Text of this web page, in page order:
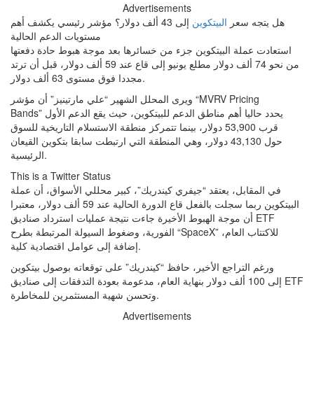
Advertisements
هل يتجه سعر البيتكوين
إلى 43 ألف دولار؟ مؤشر رئيسي يكشف أهم
مستويات الدعم الحالية
استعادت عملة البيتكوين جزء من خسائرها بعد موجة هبوط حادة دفعتها
من نحو 74 ألف دولار مطلع يونيو إلى قاع عند 59 ألف دولار، قبل أن ترتد
مجددا فوق مستوى 63 ألف دولار.
ويرى المحلل الشهير “علي مارتينيز” أن مؤشر “MVRV Pricing
Bands” يحدد حاليا أهم مناطق الدعم للبيتكوين، حيث يقع الدعم الأول
قرب 53,900 دولار، بينما تتمركز منطقة الاستسلام التاريخية للسوق
حول 43,130 دولار، وهي المنطقة التي ارتبطت سابقا بتكوين القيعان
الرئيسية.
This is a Twitter Status
في المقابل، يعتقد “جيفري كيندريك”، كبير محللي الأسواق، أن عملة
البيتكوين ربما سجلت بالفعل قاع الدورة الحالية عند 59 ألف دولار، معتبرا
أن موجة الهبوط الأخيرة جاءت نتيجة عمليات استرداد صناديق ETF
الفورية، وضغوط السيولة المرتبطة بطرح “SpaceX” للاكتتاب العام،
إضافة إلى عوامل اقتصادية كلية.
ورغم التراجع الأخير، حافظ “كيندريك” على توقعاته بوصول بيتكوين
إلى 100 ألف دولار بنهاية العام، مدعومة بعودة التدفقات إلى صناديق ETF
وتحسن شهية المستثمرين للمخاطرة.
Advertisements